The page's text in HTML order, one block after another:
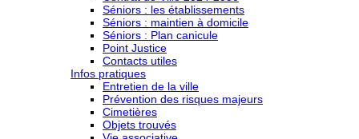
Séniors : les établissements
Séniors : maintien à domicile
Séniors : Plan canicule
Point Justice
Contacts utiles
Infos pratiques
Entretien de la ville
Prévention des risques majeurs
Cimetières
Objets trouvés